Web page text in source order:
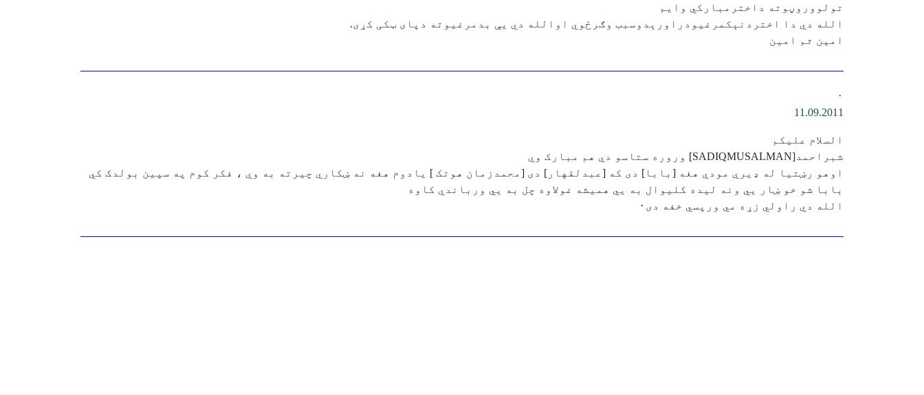
تولووروڼوته داخترمبارکي وايم
الله دي دا اختردنېکمرغيودراورېدوسبب وګرځوي اوالله دي يې بدمرغيوته دپای ټکی کړی.
امين ثم امين
۰
11.09.2011
السلام علیکم
شبراحمد[SADIQMUSALMAN] وروره ستاسو دي هم مبارک وي
اوهو رښتیا له ډیري مودي هغه [بابا] دی که [عبدلقهار] دی [محمدزمان هوتک ] یادوم هغه نه ښکاري چیرته به وي ، فکر کوم په سپین بولدک کي
بابا شو خو ښار يي ونه لیده کلیوال به يي همیشه غولاوه چل به يي ورباندي کاوه
الله دي راولي زړه مي ورپسي خفه دی۰